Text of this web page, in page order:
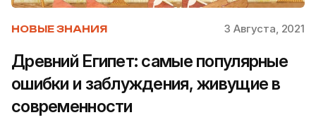
НОВЫЕ ЗНАНИЯ 3 Августа, 2021
Древний Египет: самые популярные
ошибки и заблуждения, живущие в
современности